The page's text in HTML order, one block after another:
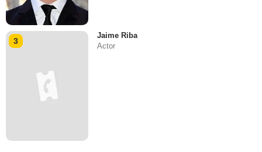
3
Jaime Riba
Actor